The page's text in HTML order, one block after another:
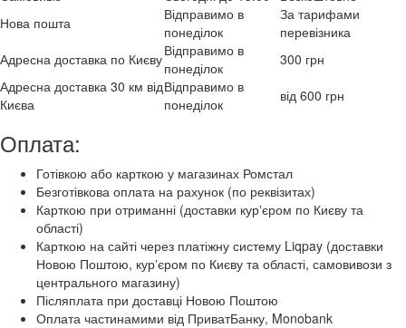
Нова пошта
Відправимо в
понеділок
За тарифами
перевізника
Адресна доставка по КиєвуВідправимо в
понеділок
300 грн
Адресна доставка 30 км від
Києва
Відправимо в
понеділок
від 600 грн
Оплата:
Готівкою або карткою у магазинах Ромстал
Безготівкова оплата на рахунок (по реквізитах)
Карткою при отриманні (доставки курʼєром по Києву та
області)
Карткою на сайті через платіжну систему Liqpay (доставки
Новою Поштою, курʼєром по Києву та області, самовивози з
центрального магазину)
Післяплата при доставці Новою Поштою
Оплата частинамими від ПриватБанку, Monobank